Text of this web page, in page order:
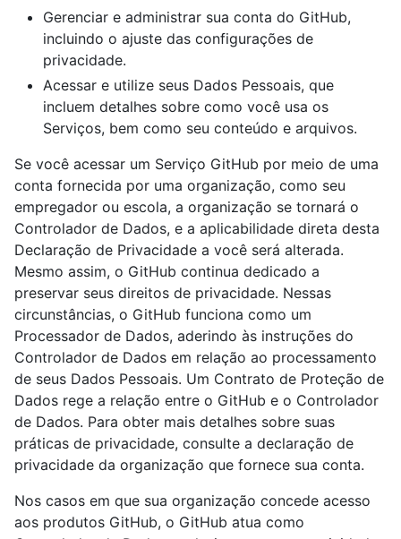
Gerenciar e administrar sua conta do GitHub,
incluindo o ajuste das configurações de
privacidade.
Acessar e utilize seus Dados Pessoais, que
incluem detalhes sobre como você usa os
Serviços, bem como seu conteúdo e arquivos.
Se você acessar um Serviço GitHub por meio de uma
conta fornecida por uma organização, como seu
empregador ou escola, a organização se tornará o
Controlador de Dados, e a aplicabilidade direta desta
Declaração de Privacidade a você será alterada.
Mesmo assim, o GitHub continua dedicado a
preservar seus direitos de privacidade. Nessas
circunstâncias, o GitHub funciona como um
Processador de Dados, aderindo às instruções do
Controlador de Dados em relação ao processamento
de seus Dados Pessoais. Um Contrato de Proteção de
Dados rege a relação entre o GitHub e o Controlador
de Dados. Para obter mais detalhes sobre suas
práticas de privacidade, consulte a declaração de
privacidade da organização que fornece sua conta.
Nos casos em que sua organização concede acesso
aos produtos GitHub, o GitHub atua como